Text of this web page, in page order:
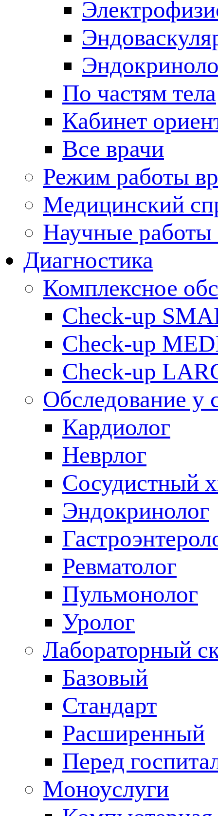
По частям тела
Кабинет
Все врачи
Режим работы
Медицинский
Научные работы
Диагностика
Комплексное
Check-up
Check-up
Check-up
Обследование у
Кардиолог
Неврлог
Сосудистный
Эндокринолог
Ревматолог
Пульмонолог
Уролог
Лабораторный
Базовый
Стандарт
Расширенный
Перед
Моноуслуги